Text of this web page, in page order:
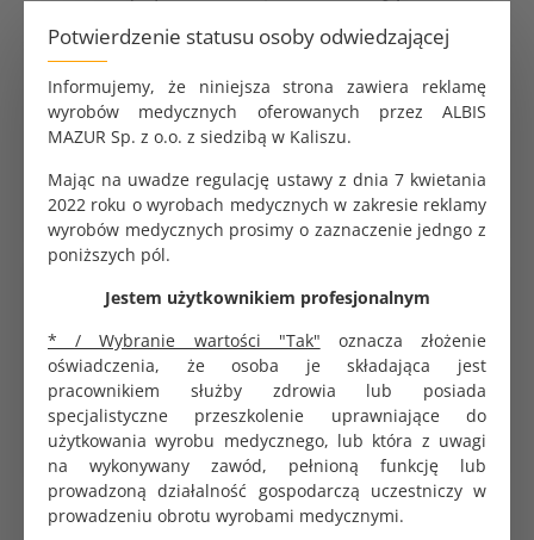
Potwierdzenie statusu osoby odwiedzającej
Informujemy, że niniejsza strona zawiera reklamę
wyrobów medycznych oferowanych przez ALBIS
MAZUR Sp. z o.o. z siedzibą w Kaliszu.
Mając na uwadze regulację ustawy z dnia 7 kwietania
2022 roku o wyrobach medycznych w zakresie reklamy
wyrobów medycznych prosimy o zaznaczenie jedngo z
poniższych pól.
Jestem użytkownikiem profesjonalnym
* / Wybranie wartości "Tak" oznacza złożenie
oświadczenia, że osoba je składająca jest
pracownikiem służby zdrowia lub posiada
specjalistyczne przeszkolenie uprawniające do
użytkowania wyrobu medycznego, lub która z uwagi
na wykonywany zawód, pełnioną funkcję lub
prowadzoną działalność gospodarczą uczestniczy w
prowadzeniu obrotu wyrobami medycznymi.
Dostępne metody płatności i dostawy
Kurier za granicę
Dlaczego ALBISPRO.com?
Parametry produktu
Pojemność 2000 ml
Dane logistyczne
Opakowanie jednostkowe 1 szt.
Pojemnik PCV na odpady medyczne w kolorze